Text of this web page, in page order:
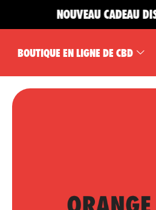
NOUVEAU CADEAU
BOUTIQUE EN LIGNE DE CBD